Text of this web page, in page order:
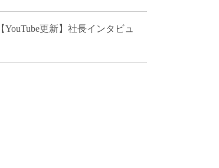
【YouTube更新】社長インタビュ